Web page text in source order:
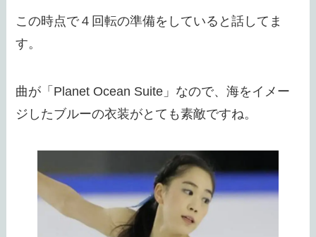
この時点で４回転の準備をしていると話してま
す。
曲が「Planet Ocean Suite」なので、海をイメー
ジしたブルーの衣装がとても素敵ですね。